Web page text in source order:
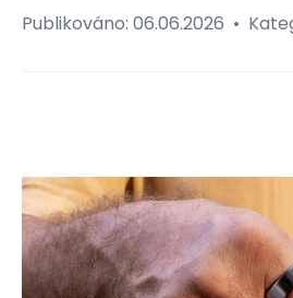
Publikováno: 06.06.2026 •